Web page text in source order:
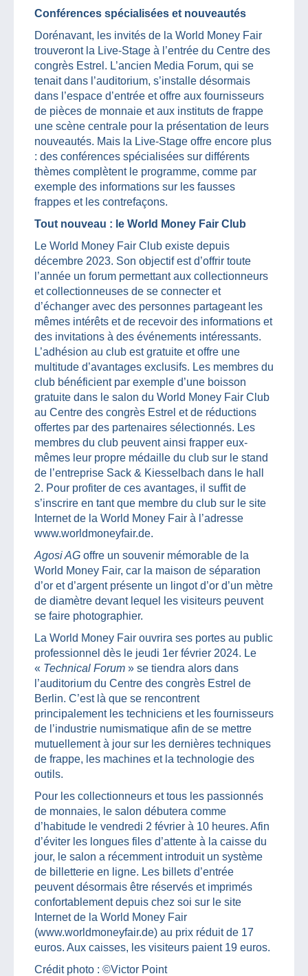
Conférences spécialisées et nouveautés
Dorénavant, les invités de la World Money Fair
trouveront la Live-Stage à l’entrée du Centre des
congrès Estrel. L’ancien Media Forum, qui se
tenait dans l’auditorium, s’installe désormais
dans l’espace d’entrée et offre aux fournisseurs
de pièces de monnaie et aux instituts de frappe
une scène centrale pour la présentation de leurs
nouveautés. Mais la Live-Stage offre encore plus
: des conférences spécialisées sur différents
thèmes complètent le programme, comme par
exemple des informations sur les fausses
frappes et les contrefaçons.
Tout nouveau : le World Money Fair Club
Le World Money Fair Club existe depuis
décembre 2023. Son objectif est d’offrir toute
l’année un forum permettant aux collectionneurs
et collectionneuses de se connecter et
d’échanger avec des personnes partageant les
mêmes intérêts et de recevoir des informations et
des invitations à des événements intéressants.
L’adhésion au club est gratuite et offre une
multitude d’avantages exclusifs. Les membres du
club bénéficient par exemple d’une boisson
gratuite dans le salon du World Money Fair Club
au Centre des congrès Estrel et de réductions
offertes par des partenaires sélectionnés. Les
membres du club peuvent ainsi frapper eux-
mêmes leur propre médaille du club sur le stand
de l’entreprise Sack & Kiesselbach dans le hall
2. Pour profiter de ces avantages, il suffit de
s’inscrire en tant que membre du club sur le site
Internet de la World Money Fair à l’adresse
www.worldmoneyfair.de.
Agosi AG offre un souvenir mémorable de la
World Money Fair, car la maison de séparation
d’or et d’argent présente un lingot d’or d’un mètre
de diamètre devant lequel les visiteurs peuvent
se faire photographier.
La World Money Fair ouvrira ses portes au public
professionnel dès le jeudi 1er février 2024. Le
« Technical Forum » se tiendra alors dans
l’auditorium du Centre des congrès Estrel de
Berlin. C’est là que se rencontrent
principalement les techniciens et les fournisseurs
de l’industrie numismatique afin de se mettre
mutuellement à jour sur les dernières techniques
de frappe, les machines et la technologie des
outils.
Pour les collectionneurs et tous les passionnés
de monnaies, le salon débutera comme
d’habitude le vendredi 2 février à 10 heures. Afin
d’éviter les longues files d’attente à la caisse du
jour, le salon a récemment introduit un système
de billetterie en ligne. Les billets d’entrée
peuvent désormais être réservés et imprimés
confortablement depuis chez soi sur le site
Internet de la World Money Fair
(www.worldmoneyfair.de) au prix réduit de 17
euros. Aux caisses, les visiteurs paient 19 euros.
Crédit photo : ©Victor Point